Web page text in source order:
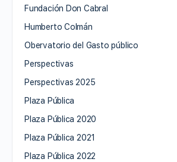
Fundación Don Cabral
Humberto Colmán
Obervatorio del Gasto público
Perspectivas
Perspectivas 2025
Plaza Pública
Plaza Pública 2020
Plaza Pública 2021
Plaza Pública 2022